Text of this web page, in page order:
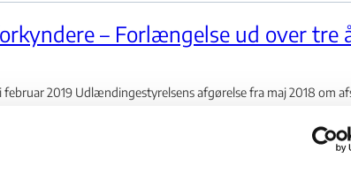
– Forlængelse ud over tre
2019 Udlændingestyrelsens afgørelse fra maj 2018 om